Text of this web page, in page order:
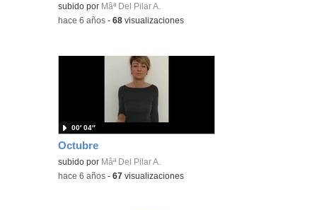
subido por Mâª Del Pilar A.
-hace 6 años -68 visualizaciones
Octubre
subido por Mâª Del Pilar A.
00′ 04″
-hace 6 años -67 visualizaciones